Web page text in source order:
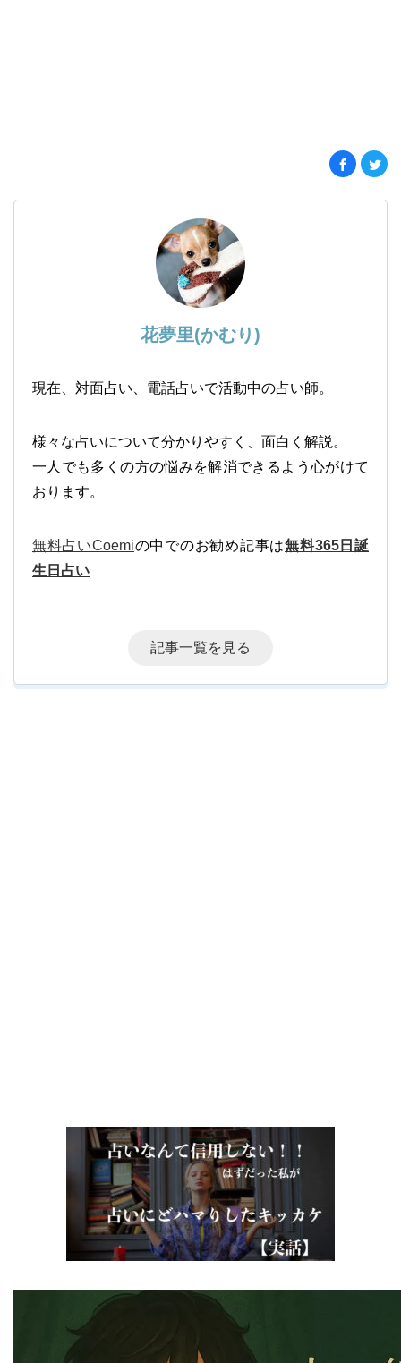
花夢里(かむり)
現在、対面占い、電話占いで活動中の占い師。
様々な占いについて分かりやすく、面白く解説。
一人でも多くの方の悩みを解消できるよう心がけて
おります。
無料占いCoemiの中でのお勧め記事は無料365日誕
生日占い
記事一覧を見る